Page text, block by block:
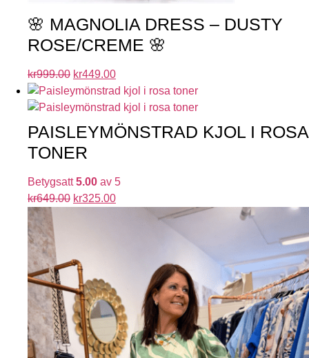
🌸 MAGNOLIA DRESS – DUSTY
ROSE/CREME 🌸
kr999.00 kr449.00
PAISLEYMÖNSTRAD KJOL I ROSA
TONER
Betygsatt5.00 av 5
kr649.00 kr325.00